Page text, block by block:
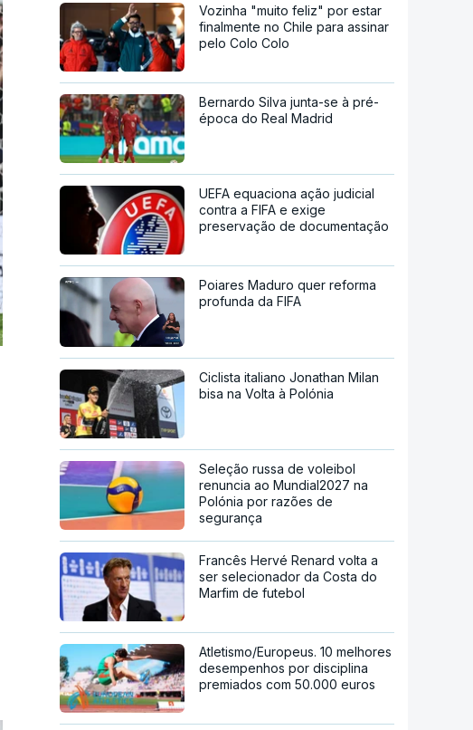
Vozinha "muito feliz" por estar
finalmente no Chile para assinar
pelo Colo Colo
Bernardo Silva junta-se à pré-
época do Real Madrid
UEFA equaciona ação judicial
contra a FIFA e exige
preservação de documentação
Poiares Maduro quer reforma
profunda da FIFA
Ciclista italiano Jonathan Milan
bisa na Volta à Polónia
Seleção russa de voleibol
renuncia ao Mundial2027 na
Polónia por razões de
segurança
Francês Hervé Renard volta a
ser selecionador da Costa do
Marfim de futebol
Atletismo/Europeus. 10 melhores
desempenhos por disciplina
premiados com 50.000 euros